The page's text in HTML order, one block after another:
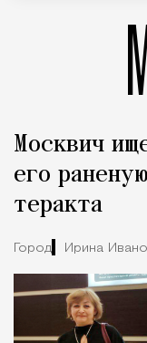
Москвич
его
теракта
Город Ирина